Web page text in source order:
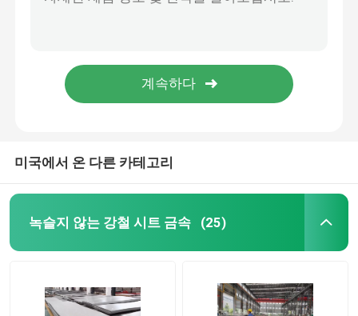
스테인리스강 막대
304개의 스테인리스강 코일
304 스테인레스 강판
미국에서 온 다른 카테고리
녹슬지 않는 강철 시트 금속 (25)